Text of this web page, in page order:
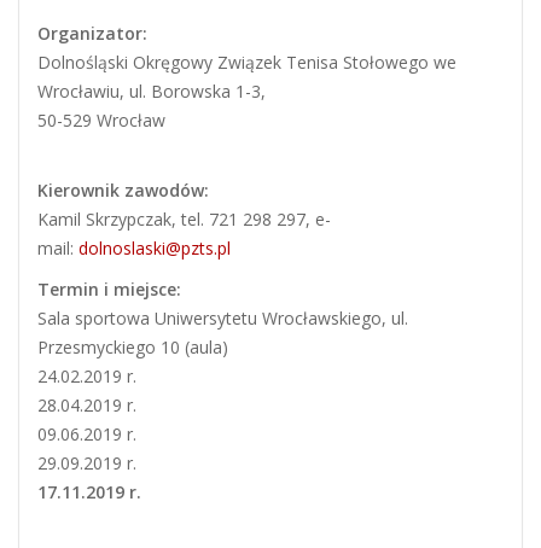
Organizator:
Dolnośląski Okręgowy Związek Tenisa Stołowego we
Wrocławiu, ul. Borowska 1-3,
50-529 Wrocław
Kierownik zawodów:
Kamil Skrzypczak, tel. 721 298 297, e-
mail: dolnoslaski@pzts.pl
Termin i miejsce:
Sala sportowa Uniwersytetu Wrocławskiego, ul.
Przesmyckiego 10 (aula)
24.02.2019 r.
28.04.2019 r.
09.06.2019 r.
29.09.2019 r.
17.11.2019 r.